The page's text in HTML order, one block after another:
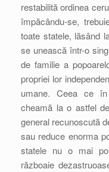
restabilită ordinea
împăcându-se,
toate statele, lăsând
se unească într-o
de familie a
propriei lor
umane. Ceea ce
cheamă la o astfel
general recunoscută
sau reduce enorma
statele nu o mai
războaie